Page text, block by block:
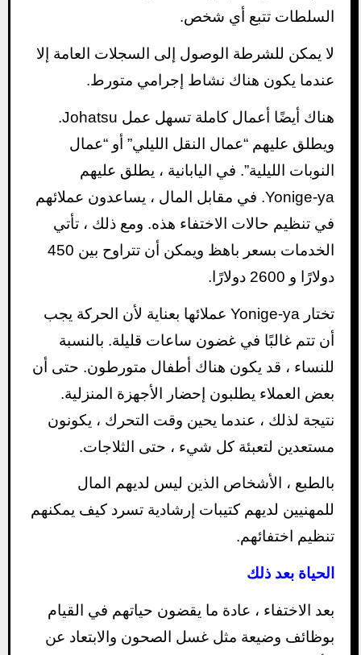
السلطات تتبع أي شخص.
لا يمكن للشرطة الوصول إلى السجلات العامة إلا
عندما يكون هناك نشاط إجرامي متورط.
هناك أيضًا أعمال كاملة تسهل عمل Johatsu.
ويطلق عليهم “عمال النقل الليلي” أو “عمال
النوبات الليلية”. في اليابانية ، يطلق عليهم
Yonige-ya. في مقابل المال ، يساعدون عملائهم
في تنظيم حالات الاختفاء هذه. ومع ذلك ، تأتي
الخدمات بسعر باهظ ويمكن أن تتراوح بين 450
دولارًا و 2600 دولارًا.
تختار Yonige-ya عملائها بعناية لأن الحركة يجب
أن تتم غالبًا في غضون ساعات قليلة. بالنسبة
للنساء ، قد يكون هناك أطفال متورطون. حتى أن
بعض العملاء يطلبون إحضار الأجهزة المنزلية.
نتيجة لذلك ، عندما يحين وقت التحرك ، يكونون
مستعدين لتعبئة كل شيء ، حتى الثلاجات.
بالطبع ، الأشخاص الذين ليس لديهم المال
للمهنيين لديهم كتيبات إرشادية تسرد كيف يمكنهم
تنظيم اختفائهم.
الحياة بعد ذلك
بعد الاختفاء ، عادة ما يقضون حياتهم في القيام
بوظائف وضيعة مثل غسل الصحون والابتعاد عن